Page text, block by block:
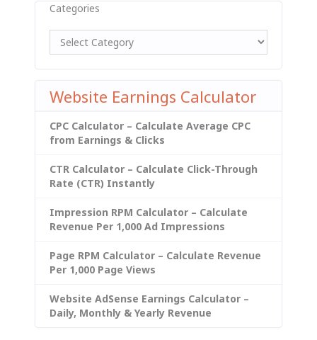
Categories
Website Earnings Calculator
CPC Calculator – Calculate Average CPC
from Earnings & Clicks
CTR Calculator – Calculate Click-Through
Rate (CTR) Instantly
Impression RPM Calculator – Calculate
Revenue Per 1,000 Ad Impressions
Page RPM Calculator – Calculate Revenue
Per 1,000 Page Views
Website AdSense Earnings Calculator –
Daily, Monthly & Yearly Revenue